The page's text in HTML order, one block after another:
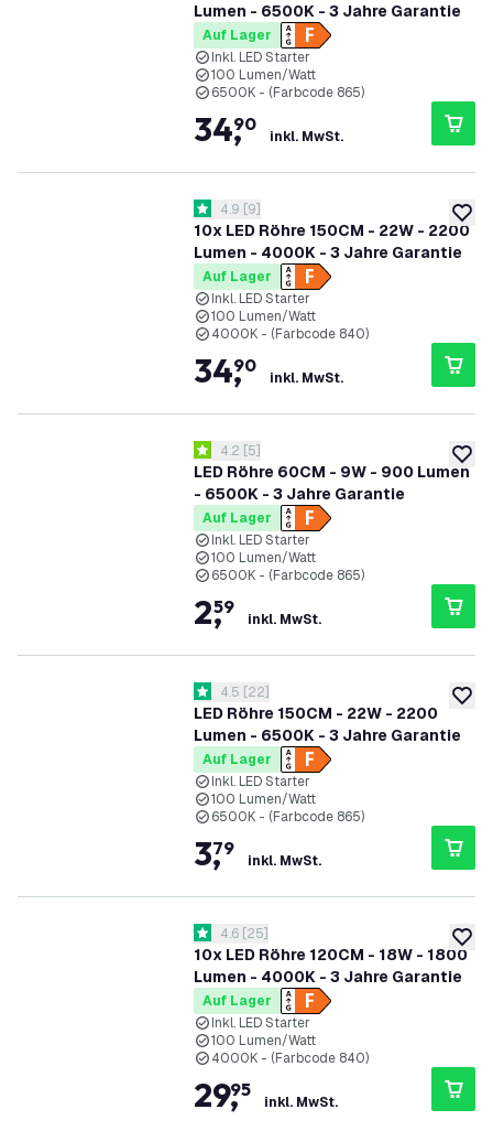
Lumen - 6500K - 3 Jahre Garantie
Auf Lager
Inkl. LED Starter
100 Lumen/Watt
6500K - (Farbcode 865)
34,
90
inkl. MwSt.
zur
10x LED Röhre 150CM - 22W - 2200
Lumen - 4000K - 3 Jahre Garantie
Bewertungsbereich öffnen
4.9 Bewertungssterne
4.9 [9]
Auf Lager
Inkl. LED Starter
100 Lumen/Watt
4000K - (Farbcode 840)
34,
90
inkl. MwSt.
zur
LED Röhre 60CM - 9W - 900 Lumen
- 6500K - 3 Jahre Garantie
Bewertungsbereich öffnen
4.2 Bewertungssterne
4.2 [5]
Auf Lager
Inkl. LED Starter
100 Lumen/Watt
6500K - (Farbcode 865)
2,
59
inkl. MwSt.
zur
LED Röhre 150CM - 22W - 2200
Lumen - 6500K - 3 Jahre Garantie
Bewertungsbereich öffnen
4.5 Bewertungssterne
4.5 [22]
Auf Lager
Inkl. LED Starter
100 Lumen/Watt
6500K - (Farbcode 865)
3,
79
inkl. MwSt.
zur
10x LED Röhre 120CM - 18W - 1800
Lumen - 4000K - 3 Jahre Garantie
Bewertungsbereich öffnen
4.6 Bewertungssterne
4.6 [25]
Auf Lager
Inkl. LED Starter
100 Lumen/Watt
4000K - (Farbcode 840)
29,
95
inkl. MwSt.